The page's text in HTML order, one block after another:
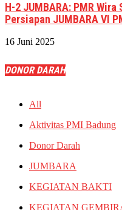
H-2 JUMBARA: PMR
Persiapan JUMBARA VI
16 Juni 2025
DONOR DARAH
All
Aktivitas PMI Badung
Donor Darah
JUMBARA
KEGIATAN BAKTI
KEGIATAN